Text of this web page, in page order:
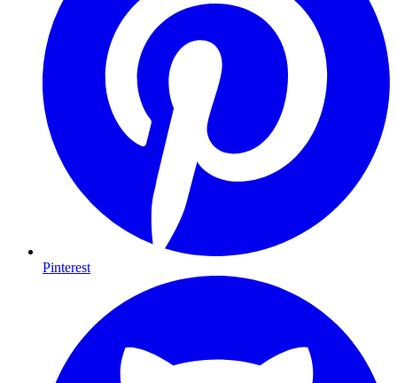
Pinterest